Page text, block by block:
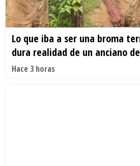
Lo que iba a ser una broma
dura realidad de un anciano
Hace 3 horas